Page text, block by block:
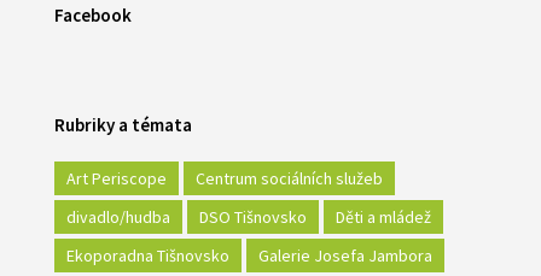
Facebook
Rubriky a témata
Art Periscope
Centrum sociálních služeb
divadlo/hudba
DSO Tišnovsko
Děti a mládež
Ekoporadna Tišnovsko
Galerie Josefa Jambora